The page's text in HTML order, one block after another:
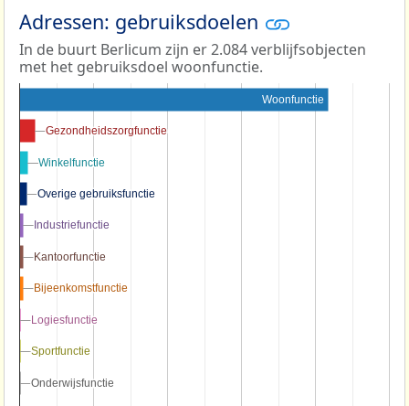
Adressen: gebruiksdoelen
In de buurt Berlicum zijn er 2.084 verblijfsobjecten
met het gebruiksdoel woonfunctie.
Woonfunctie
Gezondheidszorgfunctie
Gezondheidszorgfunctie
Winkelfunctie
Winkelfunctie
Overige gebruiksfunctie
Overige gebruiksfunctie
Industriefunctie
Industriefunctie
Kantoorfunctie
Kantoorfunctie
Bijeenkomstfunctie
Bijeenkomstfunctie
Logiesfunctie
Logiesfunctie
Sportfunctie
Sportfunctie
Onderwijsfunctie
Onderwijsfunctie